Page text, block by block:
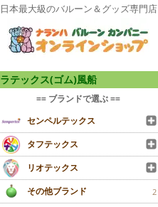
日本最大級のバルーン＆グッズ専門店
ラテックス(ゴム)風船
== ブランドで選ぶ ==
センペルテックス
タフテックス
リオテックス
その他ブランド
2